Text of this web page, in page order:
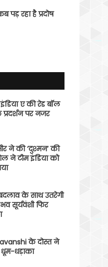
रहा है प्रदोष
ए की रेड बॉल
पर नजर
ने की ‘दुश्मन’ की
ने टीम इंडिया को
के साथ उतरेगी
सूर्यवंशी फिर
के दोस्त ने
धड़ाका